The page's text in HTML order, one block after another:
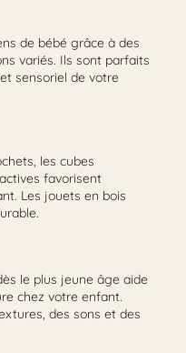
de bébé grâce à des
variés. Ils sont parfaits
sensoriel de votre
les cubes
favorisent
Les jouets en bois
le plus jeune âge aide
chez votre enfant.
des sons et des